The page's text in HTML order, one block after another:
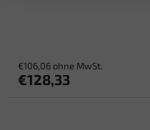
€106,06 ohne MwSt.
€128,33